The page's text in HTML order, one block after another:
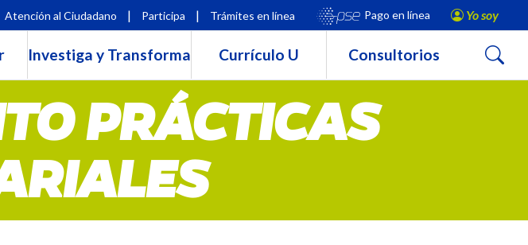
Atención al Ciudadano | Participa | Trámites en línea Pago en línea Yo soy
Investiga y Transforma Currículo U Consultorios Buscar
PRÁCTICAS